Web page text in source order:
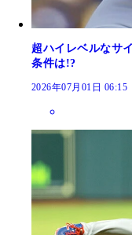
超ハイレベルなサ
条件は!?
2026年07月01日 06:15